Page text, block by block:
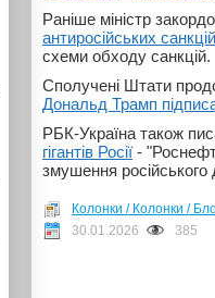
Раніше міністр
антиросійських
схеми обходу санкцій.
Сполучені Штати
Дональд Трамп
РБК-Україна також
гігантів Росії -
змушення російського
Колонки / Колонки /
30.01.2026
385